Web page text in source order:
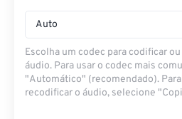
Auto
Escolha um codec para codificar
áudio. Para usar o codec mais
"Automático" (recomendado).
recodificar o áudio, selecione